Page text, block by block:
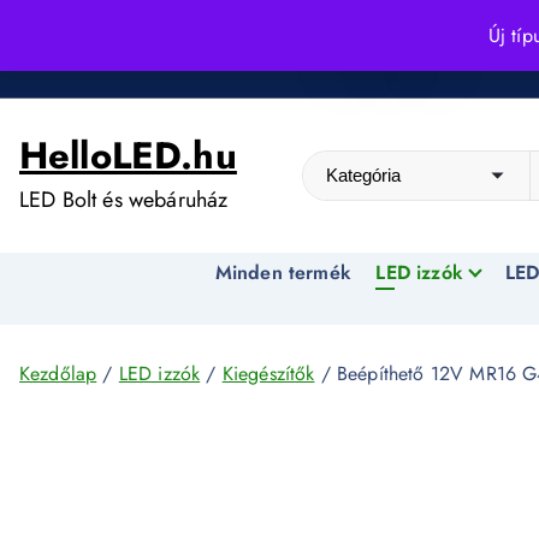
Új
i
HelloLED.hu
LED Bolt és webáruház
Minden termék LED izzók
Kezdőlap / LED izzók / Kiegészítők / Beépíthető 12V MR16